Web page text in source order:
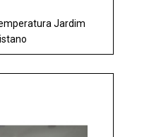
Jardim